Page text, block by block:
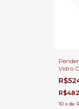
Vidro
Área
10 x de